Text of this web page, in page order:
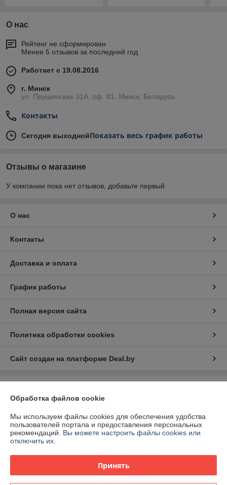
О нас
Рейтинг не сформирован
Менее 5 отзывов за последний год
Работает с 19.08.2016
г. Минск
ул. Прушинских 31А, оф. 81, Минск, Беларусь
Контакты
Сегодня выходнойПоказать весь график работы
Отзывы о магазине
У компании пока нет отзывов, добавьте первый
О нас
Контакты
Доставка и оплата
График работы
Полная версия сайта
Политика обработки cookies
Сайт создан на платформе Deal.by
220112, г. Минск, ул. Прушинских 31А, оф. 81
Регистрационный номер ЕГР: 192673377
Регистрационный орган: Минский горисполком
Обработка файлов cookie
Мы используем файлы cookies для обеспечения удобства
пользователей портала и предоставления персональных
рекомендаций. Вы можете настроить файлы cookies или
отключить их.
Принять